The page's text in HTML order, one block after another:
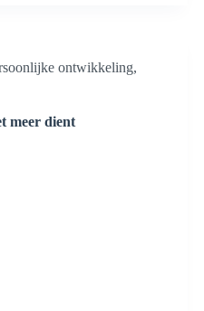
ontwikkeling,
meer dient